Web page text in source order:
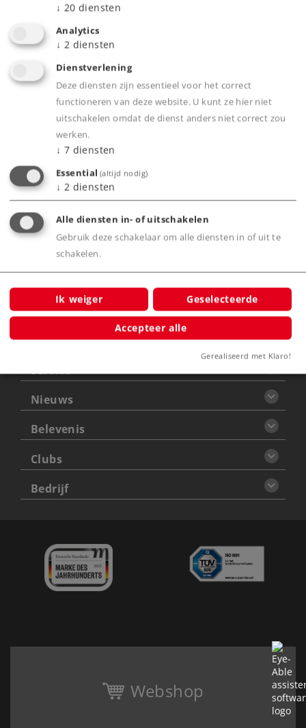
Product
Productinfo
Waarschuwing
Let op: Niet voor kinderen onder
Producten
Service
Nieuws
Belevenis
Clubs
Bedrijf
Webshop
↓ 20 diensten
Analytics
↓ 2 diensten
Dienstverlening
Deze diensten zijn essentieel voor het correct
functioneren van deze website. U kunt ze hier niet
uitschakelen omdat de dienst anders niet correct zou
werken.
↓ 7 diensten
Essential (altijd nodig)
↓ 2 diensten
Alle diensten in- of uitschakelen
Gebruik deze schakelaar om alle diensten in of uit te
schakelen.
Ik weiger Geselecteerde
Accepteer alle
Gerealiseerd met Klaro!